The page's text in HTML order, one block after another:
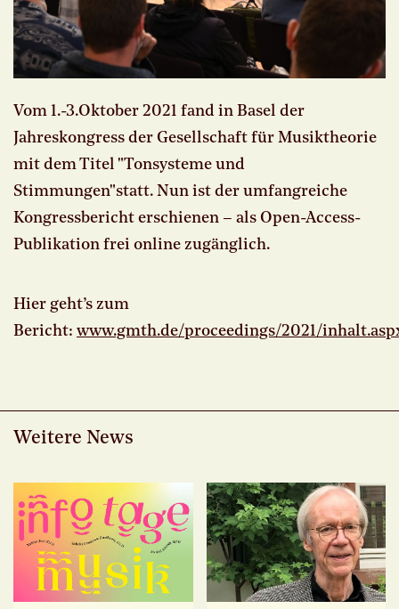
Vom 1.-3.Oktober 2021 fand in Basel der
Jahreskongress der Gesellschaft für Musiktheorie
mit dem Titel "Tonsysteme und
Stimmungen"statt. Nun ist der umfangreiche
Kongressbericht erschienen – als Open-Access-
Publikation frei online zugänglich.
Hier geht’s zum
Bericht: www.gmth.de/proceedings/2021/
Weitere News